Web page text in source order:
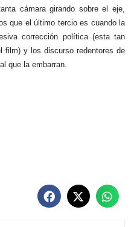
cámara girando sobre el eje,
que el último tercio es cuando la
corrección política (esta tan
film) y los discurso redentores de
que la embarran.